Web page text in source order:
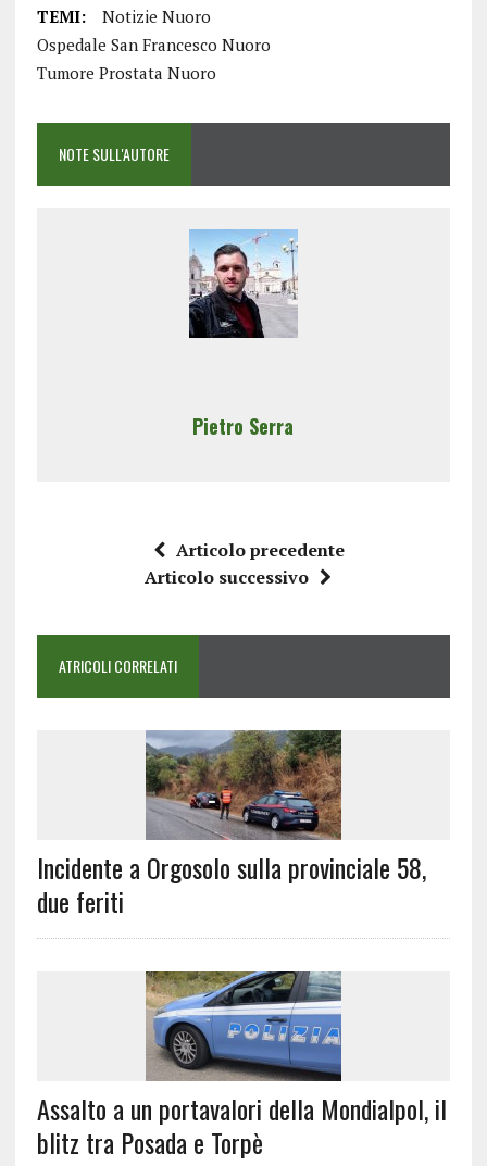
TEMI:
Notizie Nuoro
Ospedale San Francesco Nuoro
Tumore Prostata Nuoro
NOTE SULL'AUTORE
Pietro Serra
Articolo precedente
Articolo successivo
ATRICOLI CORRELATI
Incidente a Orgosolo sulla provinciale 58,
due feriti
Assalto a un portavalori della Mondialpol, il
blitz tra Posada e Torpè